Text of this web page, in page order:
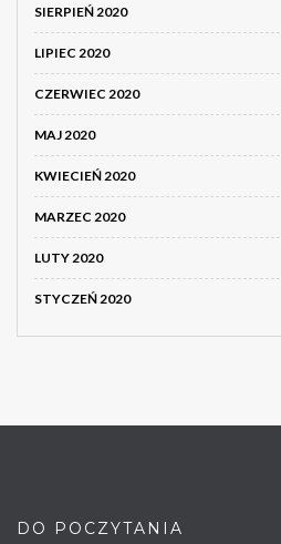
SIERPIEŃ 2020
LIPIEC 2020
CZERWIEC 2020
MAJ 2020
KWIECIEŃ 2020
MARZEC 2020
LUTY 2020
STYCZEŃ 2020
DO POCZYTANIA